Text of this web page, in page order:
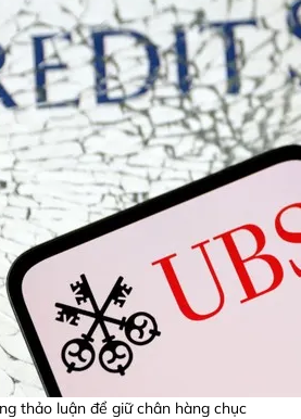
thảo luận để giữ chân hàng chục